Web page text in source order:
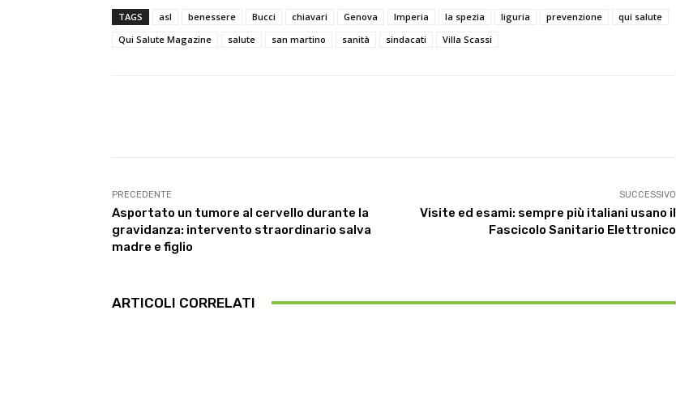
TAGS asl benessere Bucci chiavari Genova Imperia la spezia liguria prevenzione
qui salute
Qui Salute Magazine
salute san martino sanità sindacati Villa Scassi
PRECEDENTE
Asportato un tumore al cervello durante la
gravidanza: intervento straordinario salva
madre e figlio
SUCCESSIVO
Visite ed esami: sempre più italiani usano il
Fascicolo Sanitario Elettronico
ARTICOLI CORRELATI